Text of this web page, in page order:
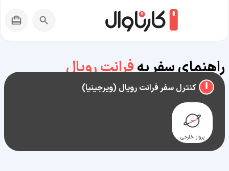
راهنمای سفر بهفرانت رویال
(ویرجینیا)
کنترل سفر فرانت رویال (ویرجینیا)
پرواز خارجی